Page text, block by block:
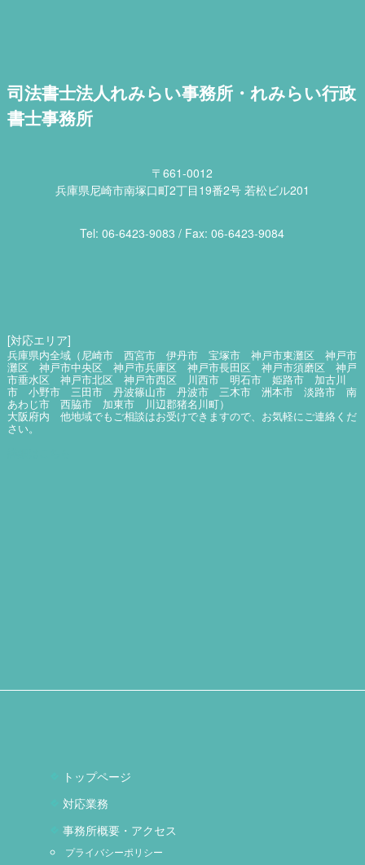
司法書士法人れみらい事務所・れみらい行政
書士事務所
〒661-0012
兵庫県尼崎市南塚口町2丁目19番2号 若松ビル201
Tel: 06​-6423​-9083 / Fax: 06​-6423​-9084
[対応エリア]
兵庫県内全域（尼崎市 西宮市 伊丹市 宝塚市 神戸市東灘区 神戸市
灘区 神戸市中央区 神戸市兵庫区 神戸市長田区 神戸市須磨区 神戸
市垂水区 神戸市北区 神戸市西区 川西市 明石市 姫路市 加古川
市 小野市 三田市 丹波篠山市 丹波市 三木市 洲本市 淡路市 南
あわじ市 西脇市 加東市 川辺郡猪名川町）
大阪府内 他地域でもご相談はお受けできますので、お気軽にご連絡くだ
さい。
トップページ
対応業務
事務所概要・アクセス
プライバシーポリシー